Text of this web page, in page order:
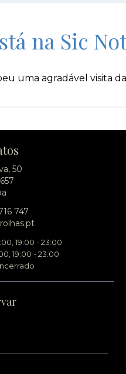
na Sic
uma agradável visita
50
747
19:00 - 23:00
19:00 - 23:00